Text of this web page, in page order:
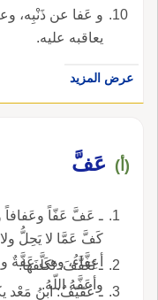
و عَفا عن ذَنْبِه،
يعاقبه عليه.
عرض المزيد
(أ) عَفَّ
ـ عَفَّ عَفّاً
كَفَّ عَمَّا لا يَحِلُّ
أعِفَّاءُ، وهي عَفَّةٌ
وأعَفَّهُ اللّهُ.
ـ تَعَفَّفَ: تَكَلَّفَها.
ـ عُفَيّفٌ: ابنُ مَعْد